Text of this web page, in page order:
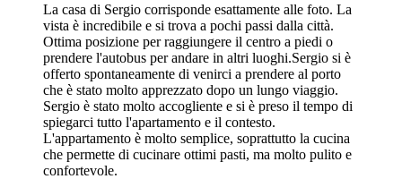
La casa di Sergio corrisponde esattamente alle foto. La
vista è incredibile e si trova a pochi passi dalla città.
Ottima posizione per raggiungere il centro a piedi o
prendere l'autobus per andare in altri luoghi.Sergio si è
offerto spontaneamente di venirci a prendere al porto
che è stato molto apprezzato dopo un lungo viaggio.
Sergio è stato molto accogliente e si è preso il tempo di
spiegarci tutto l'apartamento e il contesto.
L'appartamento è molto semplice, soprattutto la cucina
che permette di cucinare ottimi pasti, ma molto pulito e
confortevole.